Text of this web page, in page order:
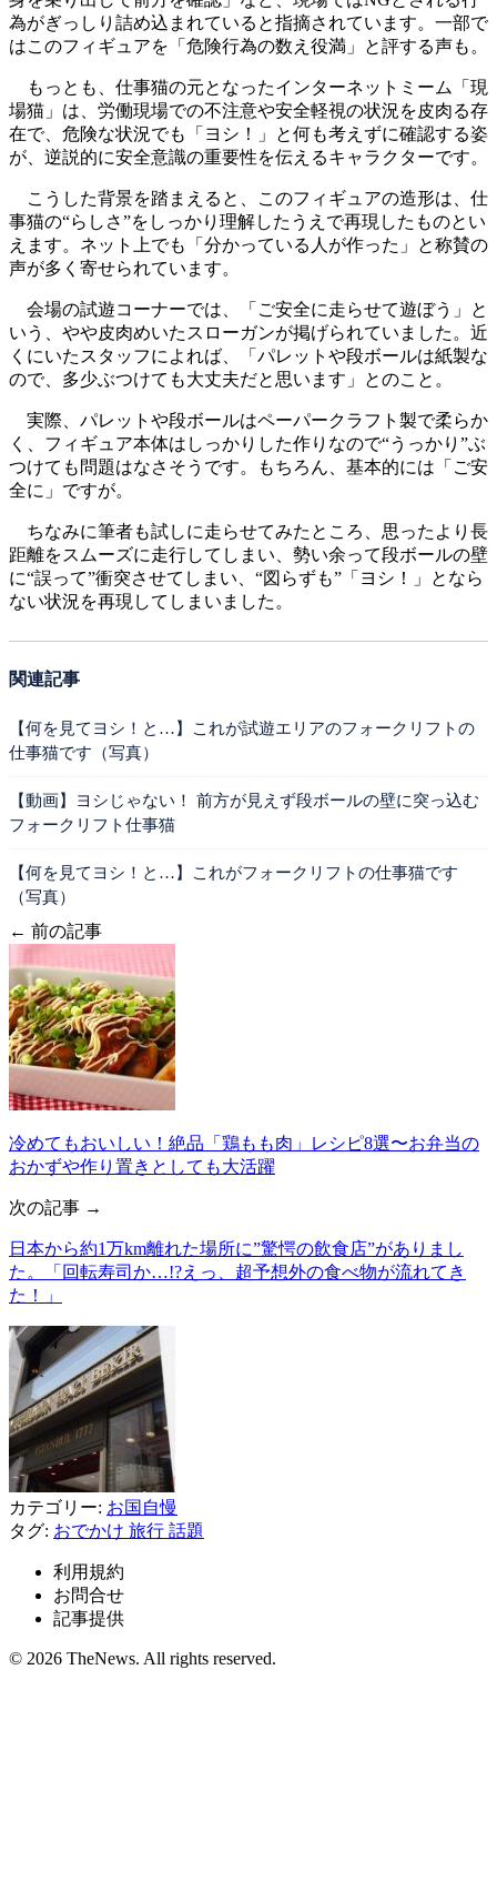
為がぎっしり詰め込まれていると指摘されています。一部で
はこのフィギュアを「危険行為の数え役満」と評する声も。
もっとも、仕事猫の元となったインターネットミーム「現
場猫」は、労働現場での不注意や安全軽視の状況を皮肉る存
在で、危険な状況でも「ヨシ！」と何も考えずに確認する姿
が、逆説的に安全意識の重要性を伝えるキャラクターです。
こうした背景を踏まえると、このフィギュアの造形は、仕
事猫の“らしさ”をしっかり理解したうえで再現したものとい
えます。ネット上でも「分かっている人が作った」と称賛の
声が多く寄せられています。
会場の試遊コーナーでは、「ご安全に走らせて遊ぼう」と
いう、やや皮肉めいたスローガンが掲げられていました。近
くにいたスタッフによれば、「パレットや段ボールは紙製な
ので、多少ぶつけても大丈夫だと思います」とのこと。
実際、パレットや段ボールはペーパークラフト製で柔らか
く、フィギュア本体はしっかりした作りなので“うっかり”ぶ
つけても問題はなさそうです。もちろん、基本的には「ご安
全に」ですが。
ちなみに筆者も試しに走らせてみたところ、思ったより長
距離をスムーズに走行してしまい、勢い余って段ボールの壁
に“誤って”衝突させてしまい、“図らずも”「ヨシ！」となら
ない状況を再現してしまいました。
関連記事
【何を見てヨシ！と…】これが試遊エリアのフォークリフトの
仕事猫です（写真）
【動画】ヨシじゃない！ 前方が見えず段ボールの壁に突っ込む
フォークリフト仕事猫
【何を見てヨシ！と…】これがフォークリフトの仕事猫です
（写真）
← 前の記事
冷めてもおいしい！絶品「鶏もも肉」レシピ8選〜お弁当の
おかずや作り置きとしても大活躍
次の記事 →
日本から約1万km離れた場所に”驚愕の飲食店”がありまし
た。「回転寿司か…!?えっ、超予想外の食べ物が流れてき
た！」
カテゴリー: お国自慢
タグ: おでかけ 旅行 話題
利用規約
お問合せ
記事提供
© 2026 TheNews. All rights reserved.